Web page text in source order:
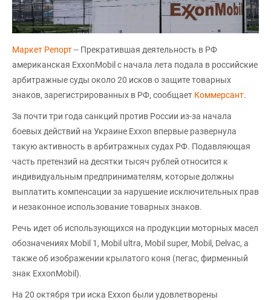
Маркет Репорт-- Прекратившая деятельность в РФ
американская ExxonMobil с начала лета подала в российские
арбитражные суды около 20 исков о защите товарных
знаков, зарегистрированных в РФ, сообщает Коммерсант.
За почти три года санкций против России из-за начала
боевых действий на Украине Exxon впервые развернула
такую активность в арбитражных судах РФ. Подавляющая
часть претензий на десятки тысяч рублей относится к
индивидуальным предпринимателям, которые должны
выплатить компенсации за нарушение исключительных прав
и незаконное использование товарных знаков.
Речь идет об использующихся на продукции моторных масел
обозначениях Mobil 1, Mobil ultra, Mobil super, Mobil, Delvac, а
также об изображении крылатого коня (пегас, фирменный
знак ExxonMobil).
На 20 октября три иска Exxon были удовлетворены